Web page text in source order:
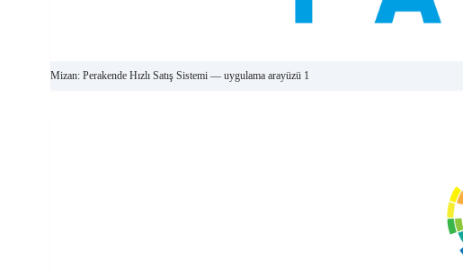
Mizan: Perakende Hızlı Satış Sistemi — uygulama arayüzü 1